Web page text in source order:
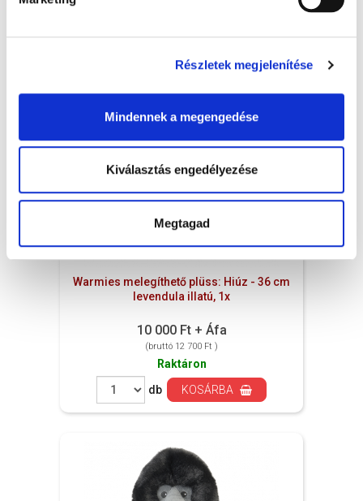
Részletek megjelenítése
Mindennek a megengedése
Kiválasztás engedélyezése
Megtagad
Warmies melegíthető plüss: Hiúz - 36 cm
levendula illatú, 1x
10 000 Ft + Áfa
(bruttó 12 700 Ft )
Raktáron
db
KOSÁRBA